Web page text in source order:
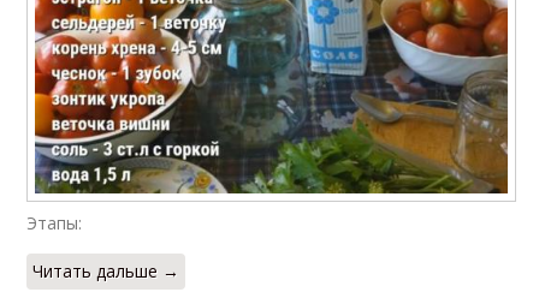
Этапы:
Читать дальше →